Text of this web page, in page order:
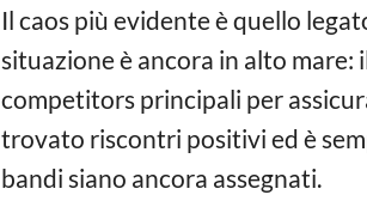
Il caos più evidente è quello
situazione è ancora in alto mare:
competitors principali per
trovato riscontri positivi ed è
bandi siano ancora assegnati.